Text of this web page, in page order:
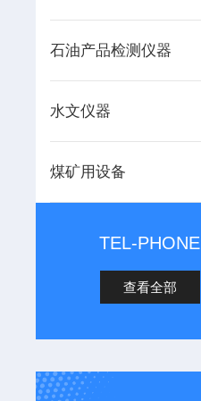
石油产品检测仪器
水文仪器
煤矿用设备
TEL-PHONE
查看全部